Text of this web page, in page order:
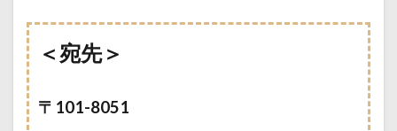
＜宛先＞
〒101-8051